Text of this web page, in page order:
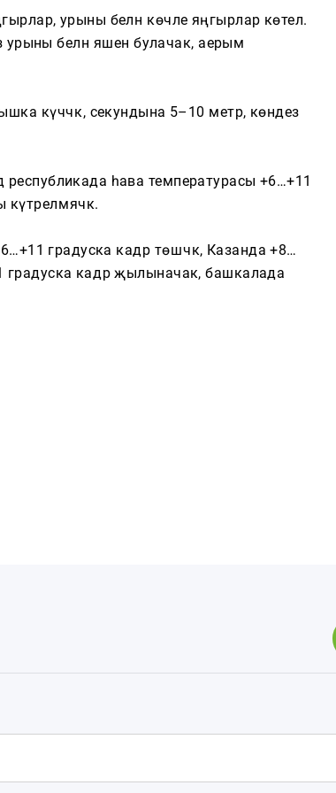
Котлауларга заказ
Тагын
Түләүле хезмәтләр
урыны белән көчле яңгырлар көтелә.
урыны белән яшен булачак, аерым
күчәчәк, секундына 5–10 метр, көндез
республикада һава температурасы +6…+11
градуска кадәр төшәчәк, Казанда +8…
градуска кадәр җылыначак, башкалада